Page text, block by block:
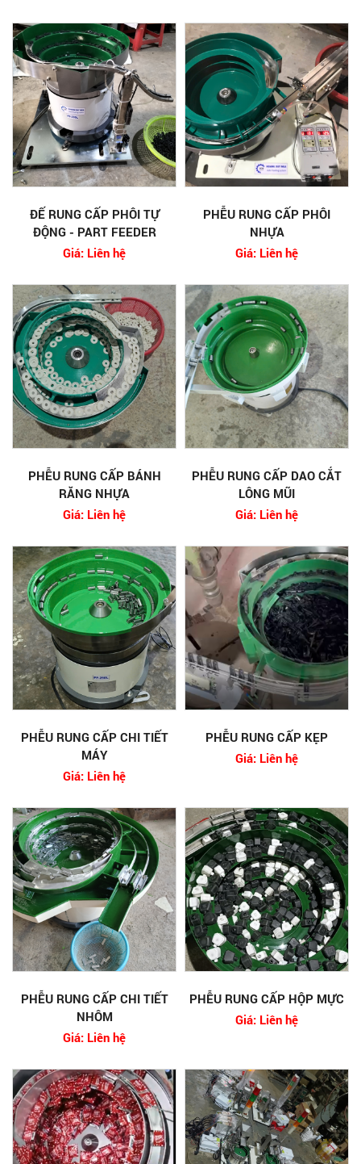
ĐẾ RUNG CẤP PHÔI TỰ
ĐỘNG - PART FEEDER
Giá: Liên hệ
PHỄU RUNG CẤP PHÔI
NHỰA
Giá: Liên hệ
PHỄU RUNG CẤP BÁNH
RĂNG NHỰA
Giá: Liên hệ
PHỄU RUNG CẤP DAO CẮT
LÔNG MŨI
Giá: Liên hệ
PHỄU RUNG CẤP CHI TIẾT
MÁY
Giá: Liên hệ
PHỄU RUNG CẤP KẸP
Giá: Liên hệ
PHỄU RUNG CẤP CHI TIẾT
NHÔM
Giá: Liên hệ
PHỄU RUNG CẤP HỘP MỰC
Giá: Liên hệ